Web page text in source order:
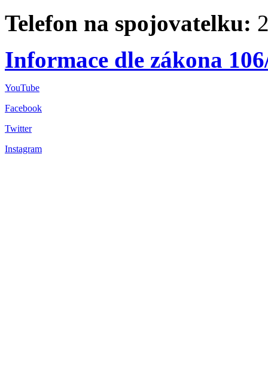
Telefon na spojovatelku:
Informace dle zákona
YouTube
Facebook
Twitter
Instagram